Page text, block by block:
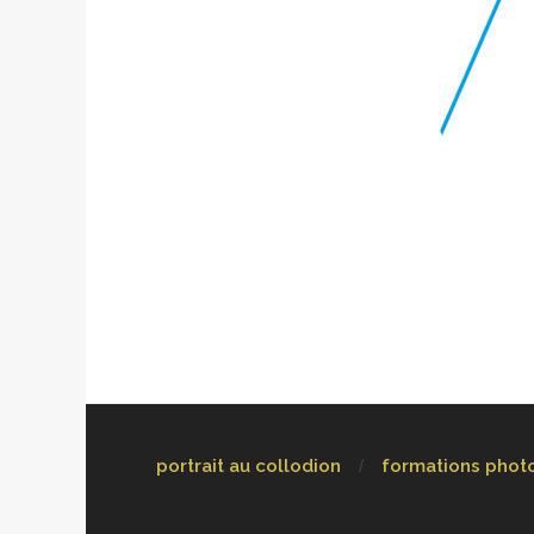
portrait au collodion formations